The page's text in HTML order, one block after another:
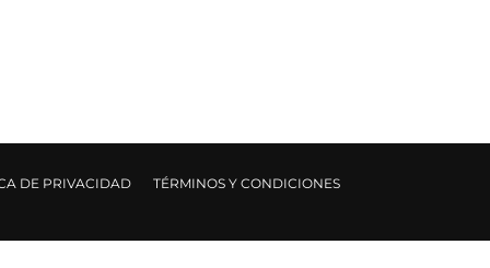
DE PRIVACIDAD TÉRMINOS Y CONDICIONES